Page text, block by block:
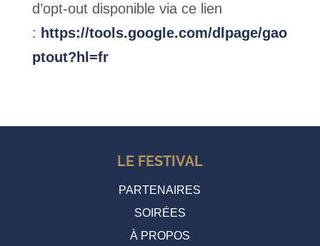
d’opt-out disponible via ce lien
: https://tools.google.com/dlpage/gao
ptout?hl=fr
LE FESTIVAL
PARTENAIRES
SOIRÉES
À PROPOS